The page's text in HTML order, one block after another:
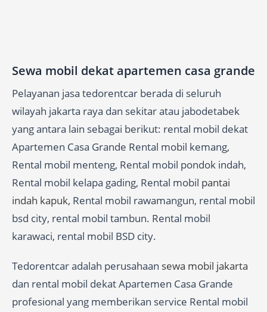
Sewa mobil dekat apartemen casa grande
Pelayanan jasa tedorentcar berada di seluruh
wilayah jakarta raya dan sekitar atau jabodetabek
yang antara lain sebagai berikut: rental mobil dekat
Apartemen Casa Grande Rental mobil kemang,
Rental mobil menteng, Rental mobil pondok indah,
Rental mobil kelapa gading, Rental mobil pantai
indah kapuk, Rental mobil rawamangun, rental mobil
bsd city, rental mobil tambun. Rental mobil
karawaci, rental mobil BSD city.
Tedorentcar adalah perusahaan sewa mobil jakarta
dan rental mobil dekat Apartemen Casa Grande
profesional yang memberikan service Rental mobil